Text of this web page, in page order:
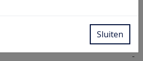
-
Sluiten